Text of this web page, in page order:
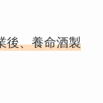
後、養命酒製